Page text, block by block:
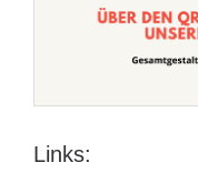
Links: